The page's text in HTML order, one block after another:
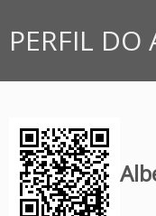
PERFIL DO